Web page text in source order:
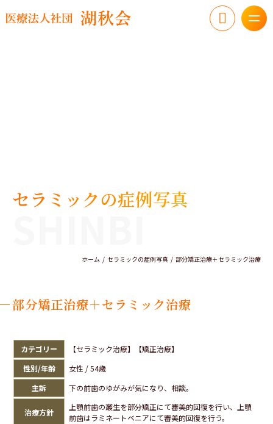
セラミックの症例写真
ホーム セラミックの症例写真 部分矯正治療＋セラミック治療
部分矯正治療＋セラミック治療
カテゴリー
【セラミック治療】【矯正治療】
性別/年齢
女性 / 54歳
主訴
下の前歯のゆがみが気になり、相談。
治療方針
上顎前歯の叢生を部分矯正にて審美的回復を行い、上顎
前歯はラミネートベニアにて審美的回復を行う。